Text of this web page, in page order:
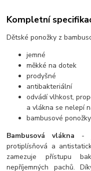
Kompletní
Dětské ponožky z
jemné
měkké na dotek
prodyšné
antibakteriální
odvádí vlhkost,
a vlákna se nelepí
bambusové
Bambusová vlákna -
protiplísňová a
zamezuje přístupu
nepříjemných pachů.